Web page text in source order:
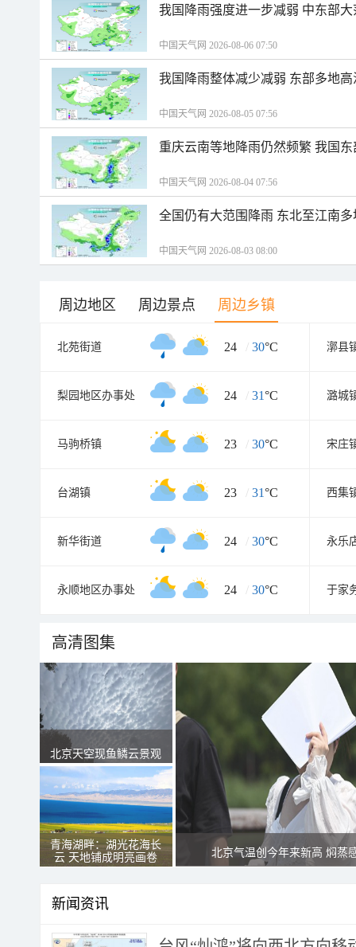
我国降雨强度进一步减弱 中东部
中国天气网 2026-08-06 07:50
我国降雨整体减少减弱 东部多地
中国天气网 2026-08-05 07:56
重庆云南等地降雨仍然频繁 我国
中国天气网 2026-08-04 07:56
全国仍有大范围降雨 东北至江南
中国天气网 2026-08-03 08:00
周边地区 周边景点 周边乡镇
北苑街道 24 / 30°C 漷县
梨园地区办事处 24 / 31°C 潞城
马驹桥镇 23 / 30°C 宋庄
台湖镇 23 / 31°C 西集
新华街道 24 / 30°C 永乐
永顺地区办事处 24 / 30°C 于家
高清图集
北京天空现鱼鳞云景观
青海湖畔：湖光花海长
云 天地铺成明亮画卷
北京气温创今年来新高 焖蒸
新闻资讯